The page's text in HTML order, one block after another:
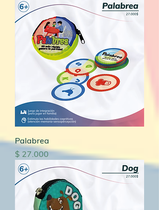
Palabrea
Precio
$ 27.000